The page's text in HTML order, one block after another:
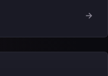
→